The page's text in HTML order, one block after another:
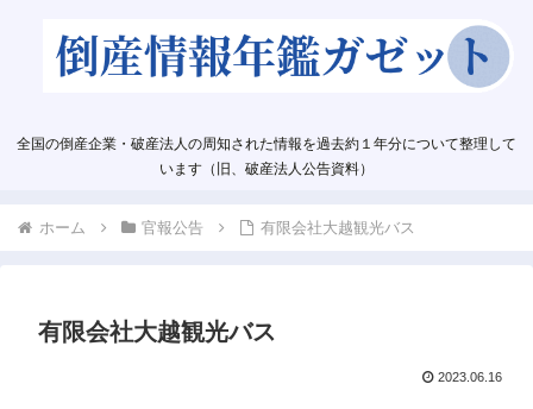
全国の倒産企業・破産法人の周知された情報を過去約１年分について整理して
います（旧、破産法人公告資料）
ホーム 官報公告 有限会社大越観光バス
有限会社大越観光バス
2023.06.16